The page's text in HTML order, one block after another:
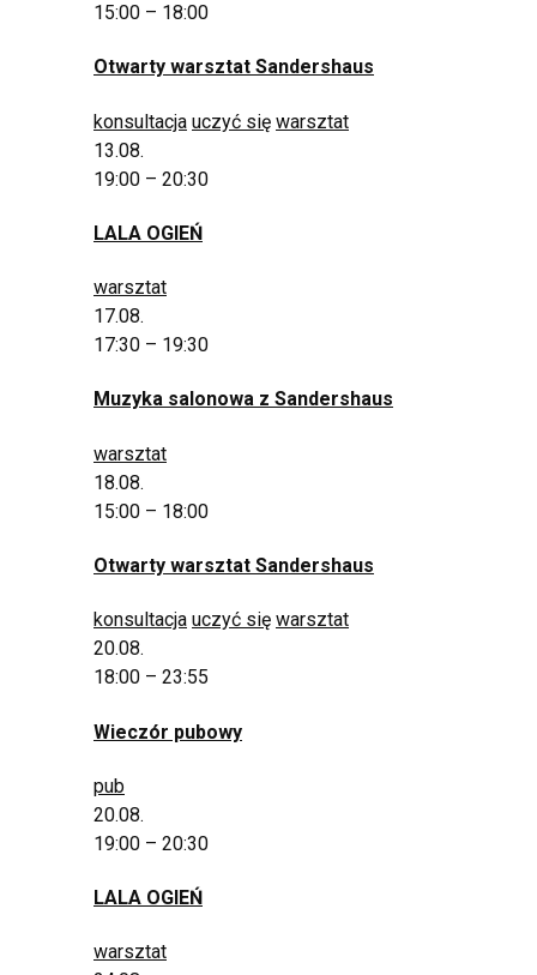
15:00 – 18:00
Otwarty warsztat Sandershaus
konsultacja uczyć się warsztat
13.08.
19:00 – 20:30
LALA OGIEŃ
warsztat
17.08.
17:30 – 19:30
Muzyka salonowa z Sandershaus
warsztat
18.08.
15:00 – 18:00
Otwarty warsztat Sandershaus
konsultacja uczyć się warsztat
20.08.
18:00 – 23:55
Wieczór pubowy
pub
20.08.
19:00 – 20:30
LALA OGIEŃ
warsztat